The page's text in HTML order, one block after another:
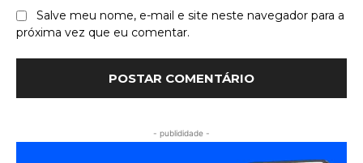
Salve meu nome, e-mail e site neste navegador para a
próxima vez que eu comentar.
- publididade -